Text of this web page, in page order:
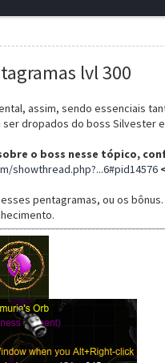
lvl 300
assim, sendo essenciais
dropados do boss Silvester
o boss nesse tópico,
showthread.php?...6#pid14576
pentagramas, ou os